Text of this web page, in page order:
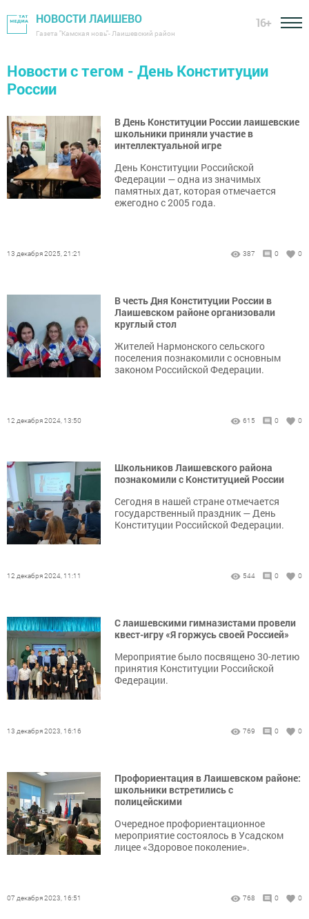
НОВОСТИ ЛАИШЕВО
Газета "Камская новь"- Лаишевский район
16+
Новости с тегом - День Конституции
России
В День Конституции России лаишевские
школьники приняли участие в
интеллектуальной игре
День Конституции Российской
Федерации — одна из значимых
памятных дат, которая отмечается
ежегодно с 2005 года.
13 декабря 2025, 21:21 387 0 0
В честь Дня Конституции России в
Лаишевском районе организовали
круглый стол
Жителей Нармонского сельского
поселения познакомили с основным
законом Российской Федерации.
12 декабря 2024, 13:50 615 0 0
Школьников Лаишевского района
познакомили с Конституцией России
Сегодня в нашей стране отмечается
государственный праздник — День
Конституции Российской Федерации.
12 декабря 2024, 11:11 544 0 0
С лаишевскими гимназистами провели
квест-игру «Я горжусь своей Россией»
Мероприятие было посвящено 30-летию
принятия Конституции Российской
Федерации.
13 декабря 2023, 16:16 769 0 0
Профориентация в Лаишевском районе:
школьники встретились с
полицейскими
Очередное профориентационное
мероприятие состоялось в Усадском
лицее «Здоровое поколение».
07 декабря 2023, 16:51 768 0 0